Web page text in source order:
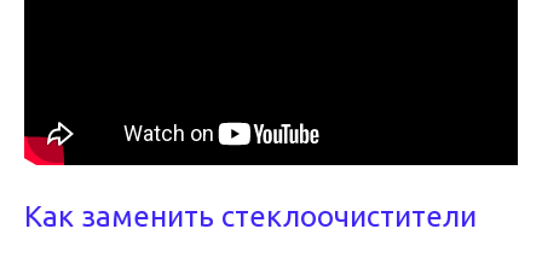
Как заменить стеклоочистители